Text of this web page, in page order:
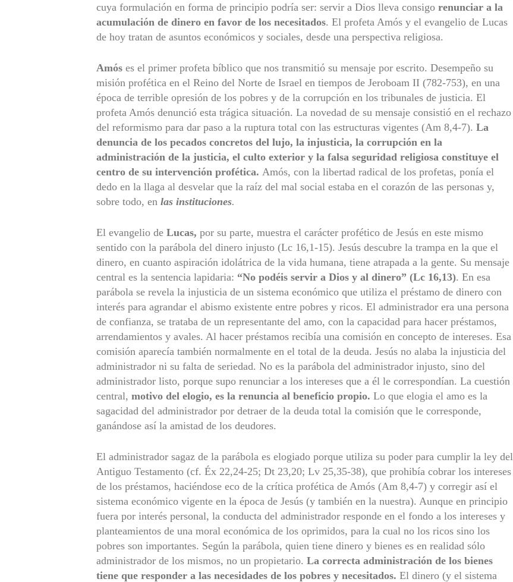
cuya formulación en forma de principio podría ser: servir a Dios lleva consigo renunciar a la
acumulación de dinero en favor de los necesitados. El profeta Amós y el evangelio de Lucas
de hoy tratan de asuntos económicos y sociales, desde una perspectiva religiosa.
Amós es el primer profeta bíblico que nos transmitió su mensaje por escrito. Desempeño su
misión profética en el Reino del Norte de Israel en tiempos de Jeroboam II (782-753), en una
época de terrible opresión de los pobres y de la corrupción en los tribunales de justicia. El
profeta Amós denunció esta trágica situación. La novedad de su mensaje consistió en el rechazo
del reformismo para dar paso a la ruptura total con las estructuras vigentes (Am 8,4-7). La
denuncia de los pecados concretos del lujo, la injusticia, la corrupción en la
administración de la justicia, el culto exterior y la falsa seguridad religiosa constituye el
centro de su intervención profética. Amós, con la libertad radical de los profetas, ponía el
dedo en la llaga al desvelar que la raíz del mal social estaba en el corazón de las personas y,
sobre todo, en las instituciones.
El evangelio de Lucas, por su parte, muestra el carácter profético de Jesús en este mismo
sentido con la parábola del dinero injusto (Lc 16,1-15). Jesús descubre la trampa en la que el
dinero, en cuanto aspiración idolátrica de la vida humana, tiene atrapada a la gente. Su mensaje
central es la sentencia lapidaria: “No podéis servir a Dios y al dinero” (Lc 16,13). En esa
parábola se revela la injusticia de un sistema económico que utiliza el préstamo de dinero con
interés para agrandar el abismo existente entre pobres y ricos. El administrador era una persona
de confianza, se trataba de un representante del amo, con la capacidad para hacer préstamos,
arrendamientos y avales. Al hacer préstamos recibía una comisión en concepto de intereses. Esa
comisión aparecía también normalmente en el total de la deuda. Jesús no alaba la injusticia del
administrador ni su falta de seriedad. No es la parábola del administrador injusto, sino del
administrador listo, porque supo renunciar a los intereses que a él le correspondían. La cuestión
central, motivo del elogio, es la renuncia al beneficio propio. Lo que elogia el amo es la
sagacidad del administrador por detraer de la deuda total la comisión que le corresponde,
ganándose así la amistad de los deudores.
El administrador sagaz de la parábola es elogiado porque utiliza su poder para cumplir la ley del
Antiguo Testamento (cf. Éx 22,24-25; Dt 23,20; Lv 25,35-38), que prohibía cobrar los intereses
de los préstamos, haciéndose eco de la crítica profética de Amós (Am 8,4-7) y corregir así el
sistema económico vigente en la época de Jesús (y también en la nuestra). Aunque en principio
fuera por interés personal, la conducta del administrador responde en el fondo a los intereses y
planteamientos de una moral económica de los oprimidos, para la cual no los ricos sino los
pobres son importantes. Según la parábola, quien tiene dinero y bienes es en realidad sólo
administrador de los mismos, no un propietario. La correcta administración de los bienes
tiene que responder a las necesidades de los pobres y necesitados. El dinero (y el sistema